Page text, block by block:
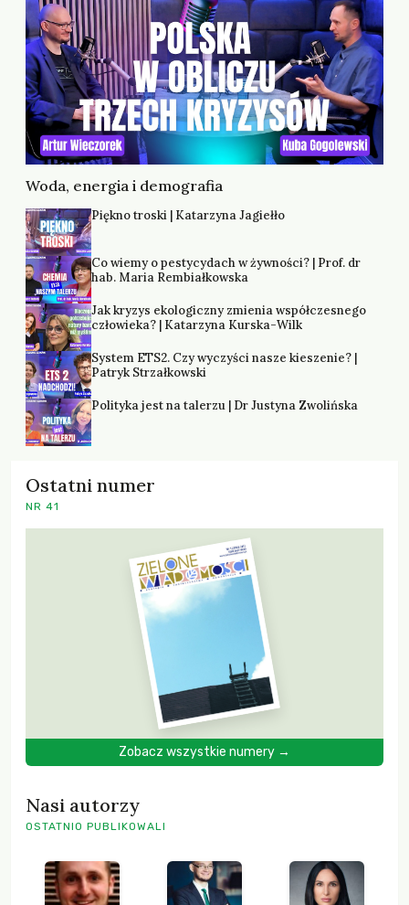
Woda, energia i demografia
Piękno troski | Katarzyna Jagiełło
Co wiemy o pestycydach w żywności? | Prof. dr
hab. Maria Rembiałkowska
Jak kryzys ekologiczny zmienia współczesnego
człowieka? | Katarzyna Kurska-Wilk
System ETS2. Czy wyczyści nasze kieszenie? |
Patryk Strzałkowski
Polityka jest na talerzu | Dr Justyna Zwolińska
Ostatni numer
NR 41
Zobacz wszystkie numery →
Nasi autorzy
OSTATNIO PUBLIKOWALI